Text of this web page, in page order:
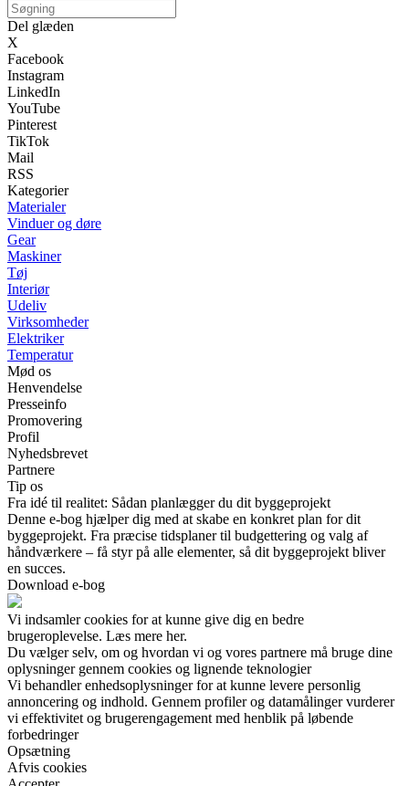
Del glæden
X
Facebook
Instagram
LinkedIn
YouTube
Pinterest
TikTok
Mail
RSS
Kategorier
Materialer
Vinduer og døre
Gear
Maskiner
Tøj
Interiør
Udeliv
Virksomheder
Elektriker
Temperatur
Mød os
Henvendelse
Presseinfo
Promovering
Profil
Nyhedsbrevet
Partnere
Tip os
Fra idé til realitet: Sådan planlægger du dit byggeprojekt
Denne e-bog hjælper dig med at skabe en konkret plan for dit
byggeprojekt. Fra præcise tidsplaner til budgettering og valg af
håndværkere – få styr på alle elementer, så dit byggeprojekt bliver
en succes.
Download e-bog
Vi indsamler cookies for at kunne give dig en bedre
brugeroplevelse. Læs mere her.
Du vælger selv, om og hvordan vi og vores partnere må bruge dine
oplysninger gennem cookies og lignende teknologier
Vi behandler enhedsoplysninger for at kunne levere personlig
annoncering og indhold. Gennem profiler og datamålinger vurderer
vi effektivitet og brugerengagement med henblik på løbende
forbedringer
Opsætning
Afvis cookies